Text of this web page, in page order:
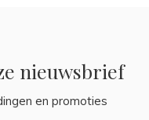
nieuwsbrief
en promoties